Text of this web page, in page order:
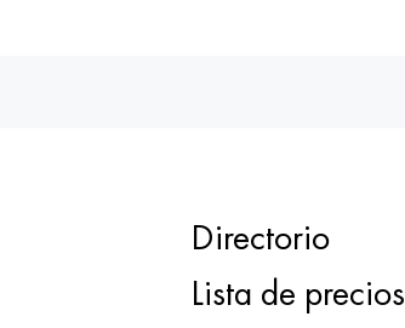
Directorio
Lista de precios